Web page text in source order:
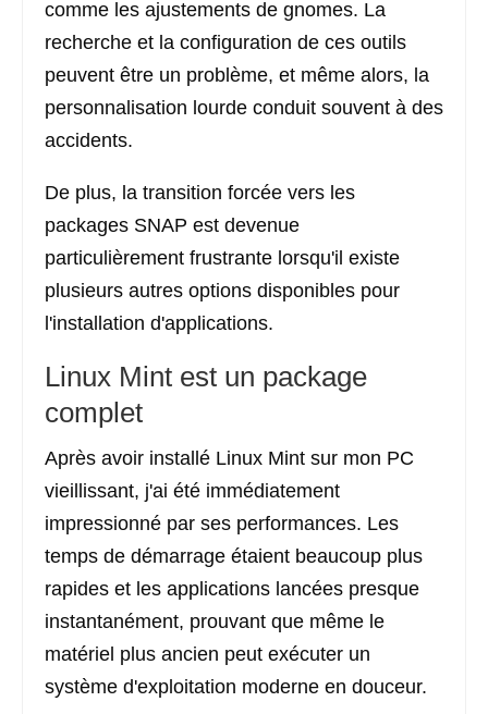
comme les ajustements de gnomes. La
recherche et la configuration de ces outils
peuvent être un problème, et même alors, la
personnalisation lourde conduit souvent à des
accidents.
De plus, la transition forcée vers les
packages SNAP est devenue
particulièrement frustrante lorsqu'il existe
plusieurs autres options disponibles pour
l'installation d'applications.
Linux Mint est un package
complet
Après avoir installé Linux Mint sur mon PC
vieillissant, j'ai été immédiatement
impressionné par ses performances. Les
temps de démarrage étaient beaucoup plus
rapides et les applications lancées presque
instantanément, prouvant que même le
matériel plus ancien peut exécuter un
système d'exploitation moderne en douceur.